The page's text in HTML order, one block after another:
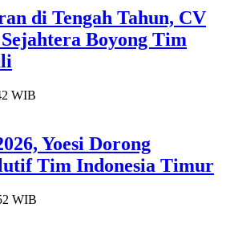
di Tengah Tahun, CV
Boyong Tim
WIB
Yoesi Dorong
Tim Indonesia Timur
WIB